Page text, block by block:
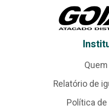
Relatório de
Política